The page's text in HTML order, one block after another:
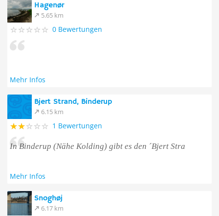
Hagenør
5.65 km
0 Bewertungen
Mehr Infos
Bjert Strand, Binderup
6.15 km
1 Bewertungen
In Binderup (Nähe Kolding) gibt es den ´Bjert Stra
Mehr Infos
Snoghøj
6.17 km